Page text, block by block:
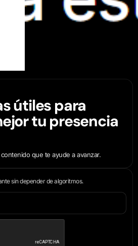
útiles para
tu presencia
que te ayude a avanzar.
sin depender de algoritmos.